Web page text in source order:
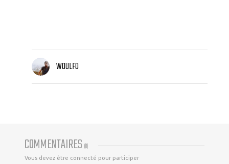
WOULFO
COMMENTAIRES (0)
Vous devez être connecté pour participer